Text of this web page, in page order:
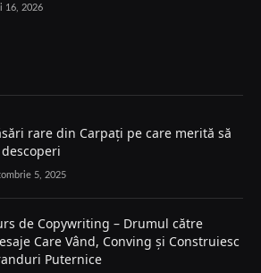
16, 2026
rare din Carpați pe care merită să
5, 2025
de Copywriting – Drumul către
Care Vând, Conving și Construiesc
Puternice